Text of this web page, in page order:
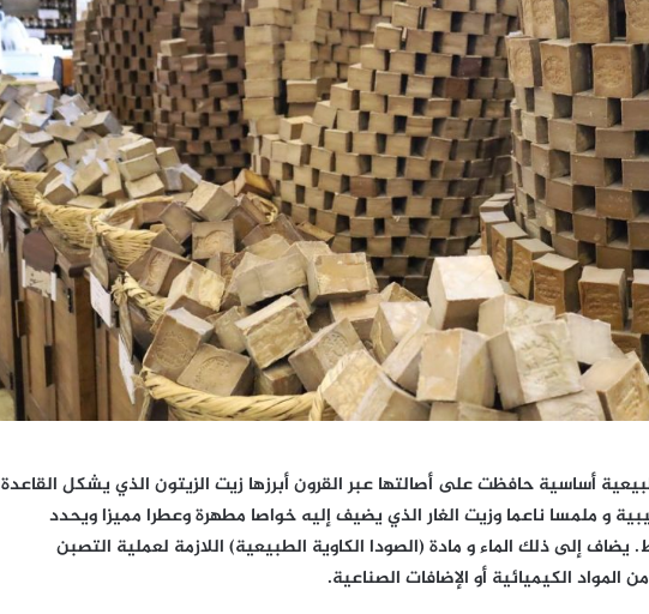
أساسية حافظت على أصالتها عبر القرون أبرزها زيت الزيتون الذي يشكل القاعدة
و ملمسا ناعما وزيت الغار الذي يضيف إليه خواصا مطهرة وعطرا مميزا ويحدد
إلى ذلك الماء و مادة (الصودا الكاوية الطبيعية) اللازمة لعملية التصبن
الكيميائية أو الإضافات الصناعية.